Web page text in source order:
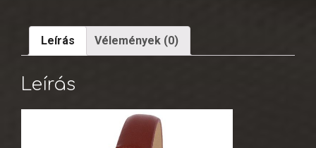
Leírás Vélemények (0)
Leírás